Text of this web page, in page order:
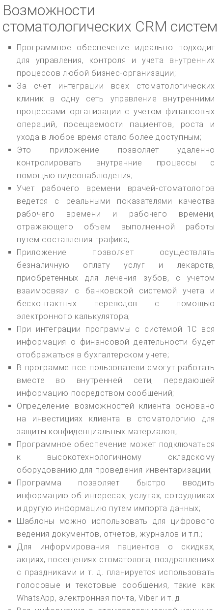
Возможности
стоматологических CRM систем
Программное обеспечение идеально подходит
для управления, контроля и учета внутренних
процессов любой бизнес-организации;
За счет интеграции всех стоматологических
клиник в одну сеть управление внутренними
процессами организации с учетом финансовых
операций, посещаемости пациентов, роста и
ухода в любое время стало более доступным;
Это приложение позволяет удаленно
контролировать внутренние процессы с
помощью видеонаблюдения;
Учет рабочего времени врачей-стоматологов
ведется с реальными показателями качества
рабочего времени и рабочего времени,
отражающего объем выполненной работы
путем составления графика;
Приложение позволяет осуществлять
безналичную оплату услуг и лекарств,
приобретенных для лечения зубов, с учетом
взаимосвязи с банковской системой учета и
бесконтактных переводов с помощью
электронного калькулятора;
При интеграции программы с системой 1С вся
информация о финансовой деятельности будет
отображаться в бухгалтерском учете;
В программе все пользователи смогут работать
вместе во внутренней сети, передающей
информацию посредством сообщений;
Определение возможностей клиента основано
на инвестициях клиента в стоматологию для
защиты конфиденциальных материалов;
Программное обеспечение может подключаться
к высокотехнологичному складскому
оборудованию для проведения инвентаризации;
Программа позволяет быстро вводить
информацию об интересах, услугах, сотрудниках
и другую информацию путем импорта данных;
Шаблоны можно использовать для цифрового
ведения документов, отчетов, журналов и т.п.;
Для информирования пациентов о скидках,
акциях, посещениях стоматолога, поздравлениях
с праздниками и т. д. планируется использовать
голосовые и текстовые сообщения, такие как
WhatsApp, электронная почта, Viber и т. д.